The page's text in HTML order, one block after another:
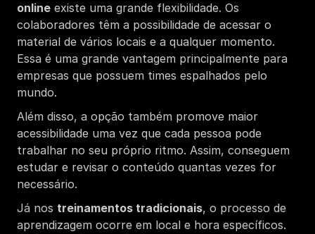
online existe uma grande flexibilidade. Os
colaboradores têm a possibilidade de acessar o
material de vários locais e a qualquer momento.
Essa é uma grande vantagem principalmente para
empresas que possuem times espalhados pelo
mundo.
Além disso, a opção também promove maior
acessibilidade uma vez que cada pessoa pode
trabalhar no seu próprio ritmo. Assim, conseguem
estudar e revisar o conteúdo quantas vezes for
necessário.
Já nos treinamentos tradicionais, o processo de
aprendizagem ocorre em local e hora específicos.